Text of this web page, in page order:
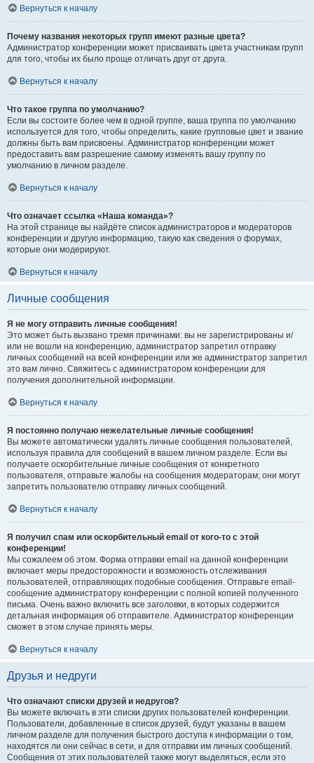
Вернуться к началу
Почему названия некоторых групп имеют разные цвета?
Администратор конференции может присваивать цвета участникам групп
для того, чтобы их было проще отличать друг от друга.
Вернуться к началу
Что такое группа по умолчанию?
Если вы состоите более чем в одной группе, ваша группа по умолчанию
используется для того, чтобы определить, какие групповые цвет и звание
должны быть вам присвоены. Администратор конференции может
предоставить вам разрешение самому изменять вашу группу по
умолчанию в личном разделе.
Вернуться к началу
Что означает ссылка «Наша команда»?
На этой странице вы найдёте список администраторов и модераторов
конференции и другую информацию, такую как сведения о форумах,
которые они модерируют.
Вернуться к началу
Личные сообщения
Я не могу отправить личные сообщения!
Это может быть вызвано тремя причинами: вы не зарегистрированы и/
или не вошли на конференцию, администратор запретил отправку
личных сообщений на всей конференции или же администратор запретил
это вам лично. Свяжитесь с администратором конференции для
получения дополнительной информации.
Вернуться к началу
Я постоянно получаю нежелательные личные сообщения!
Вы можете автоматически удалять личные сообщения пользователей,
используя правила для сообщений в вашем личном разделе. Если вы
получаете оскорбительные личные сообщения от конкретного
пользователя, отправьте жалобы на сообщения модераторам; они могут
запретить пользователю отправку личных сообщений.
Вернуться к началу
Я получил спам или оскорбительный email от кого-то с этой
конференции!
Мы сожалеем об этом. Форма отправки email на данной конференции
включает меры предосторожности и возможность отслеживания
пользователей, отправляющих подобные сообщения. Отправьте email-
сообщение администратору конференции с полной копией полученного
письма. Очень важно включить все заголовки, в которых содержится
детальная информация об отправителе. Администратор конференции
сможет в этом случае принять меры.
Вернуться к началу
Друзья и недруги
Что означают списки друзей и недругов?
Вы можете включать в эти списки других пользователей конференции.
Пользователи, добавленные в список друзей, будут указаны в вашем
личном разделе для получения быстрого доступа к информации о том,
находятся ли они сейчас в сети, и для отправки им личных сообщений.
Сообщения от этих пользователей также могут выделяться, если это